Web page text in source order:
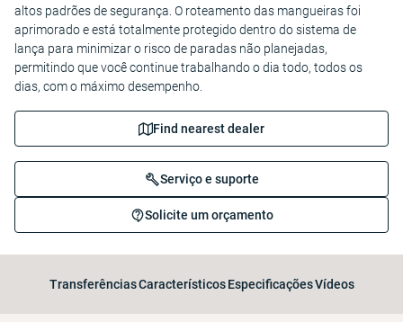
altos padrões de segurança. O roteamento das mangueiras foi
aprimorado e está totalmente protegido dentro do sistema de
lança para minimizar o risco de paradas não planejadas,
permitindo que você continue trabalhando o dia todo, todos os
dias, com o máximo desempenho.
Find nearest dealer
Serviço e suporte
Solicite um orçamento
TransferênciasCaracterísticos EspecificaçõesVídeos